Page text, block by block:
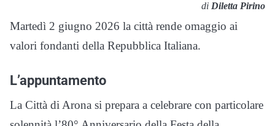
di Diletta Pirino
Martedì 2 giugno 2026 la città rende omaggio ai
valori fondanti della Repubblica Italiana.
L’appuntamento
La Città di Arona si prepara a celebrare con particolare